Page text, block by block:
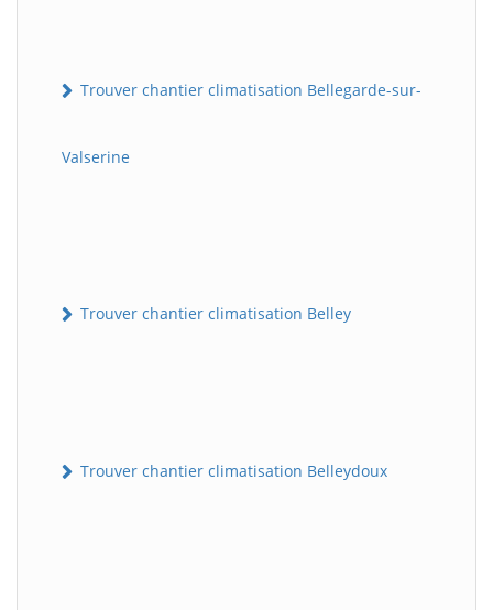
Trouver chantier climatisation Bellegarde-sur-
Valserine
Trouver chantier climatisation Belley
Trouver chantier climatisation Belleydoux